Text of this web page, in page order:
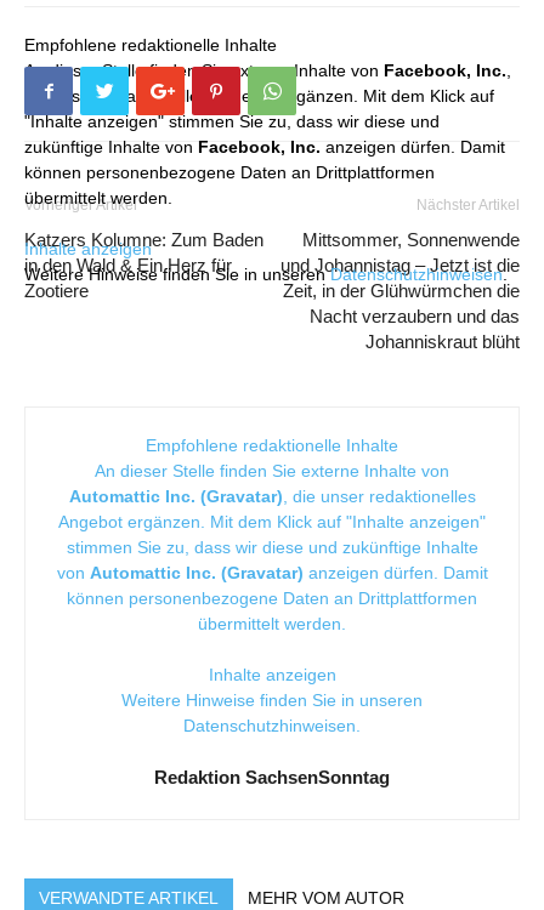
Empfohlene redaktionelle Inhalte
An dieser Stelle finden Sie externe Inhalte von Facebook, Inc.,
die unser redaktionelles Angebot ergänzen. Mit dem Klick auf
"Inhalte anzeigen" stimmen Sie zu, dass wir diese und
zukünftige Inhalte von Facebook, Inc. anzeigen dürfen. Damit
können personenbezogene Daten an Drittplattformen
übermittelt werden.
Inhalte anzeigen
Weitere Hinweise finden Sie in unserenDatenschutzhinweisen.
Vorheriger Artikel
Katzers Kolumne: Zum Baden
in den Wald & Ein Herz für
Zootiere
Nächster Artikel
Mittsommer, Sonnenwende
und Johannistag – Jetzt ist die
Zeit, in der Glühwürmchen die
Nacht verzaubern und das
Johanniskraut blüht
Empfohlene redaktionelle Inhalte
An dieser Stelle finden Sie externe Inhalte von
Automattic Inc. (Gravatar), die unser redaktionelles
Angebot ergänzen. Mit dem Klick auf "Inhalte anzeigen"
stimmen Sie zu, dass wir diese und zukünftige Inhalte
von Automattic Inc. (Gravatar) anzeigen dürfen. Damit
können personenbezogene Daten an Drittplattformen
übermittelt werden.
Inhalte anzeigen
Weitere Hinweise finden Sie in unseren
Datenschutzhinweisen.
Redaktion SachsenSonntag
VERWANDTE ARTIKEL MEHR VOM AUTOR